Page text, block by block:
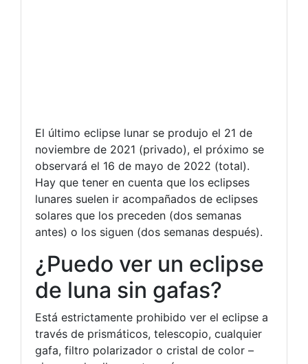
El último eclipse lunar se produjo el 21 de
noviembre de 2021 (privado), el próximo se
observará el 16 de mayo de 2022 (total).
Hay que tener en cuenta que los eclipses
lunares suelen ir acompañados de eclipses
solares que los preceden (dos semanas
antes) o los siguen (dos semanas después).
¿Puedo ver un eclipse
de luna sin gafas?
Está estrictamente prohibido ver el eclipse a
través de prismáticos, telescopio, cualquier
gafa, filtro polarizador o cristal de color –